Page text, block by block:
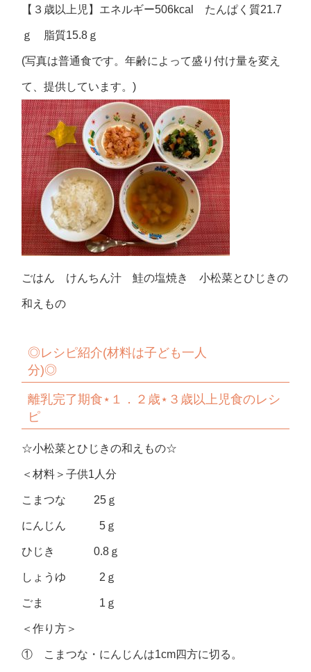
【３歳以上児】エネルギー506kcal たんぱく質21.7
ｇ 脂質15.8ｇ
(写真は普通食です。年齢によって盛り付け量を変え
て、提供しています。)
ごはん けんちん汁 鮭の塩焼き 小松菜とひじきの
和えもの
◎レシピ紹介(材料は子ども一人
分)◎
離乳完了期食⋆ １．２歳⋆ ３歳以上児食のレシ
ピ
☆小松菜とひじきの和えもの☆
＜材料＞子供1人分
こまつな 25ｇ
にんじん 5ｇ
ひじき 0.8ｇ
しょうゆ 2ｇ
ごま 1ｇ
＜作り方＞
① こまつな・にんじんは1cm四方に切る。